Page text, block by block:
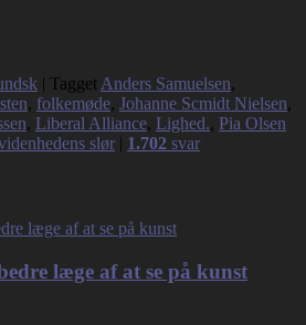
| Tagget Anders Samuelsen,
, folkemøde, Johanne Scmidt Nielsen,
, Liberal Alliance, Lighed., Pia Olsen
slør | 1.702 svar
læge af at se på kunst